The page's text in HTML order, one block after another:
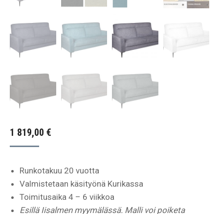
1 819,00 €
Runkotakuu 20 vuotta
Valmistetaan käsityönä Kurikassa
Toimitusaika 4 – 6 viikkoa
Esillä Iisalmen myymälässä. Malli voi poiketa